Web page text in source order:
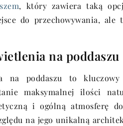
, który zawiera taką
do przechowywania,
na poddaszu
na poddaszu to
maksymalnej ilości
i ogólną atmosferę
na jego unikalną